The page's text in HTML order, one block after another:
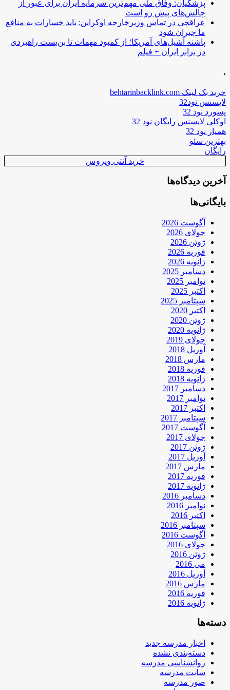
پزشکیان: وفاق ملی مهم‌ترین سرمایه ایران برای عبور از
چالش‌های پیش رو است
عراقچی در تماس وزیرخارجه اوکراین: باید خسارات به منافع
ما جبران شود
پاشنه آشیل‌های آمریکا؛ از کمبود مهمات تا بن‌بست راهبردی
در برابر ایران + فیلم
.
خرید بک لینک behtarinbacklink.com
لایسنس نود32
پسورد نود 32
اوکلی لایسنس رایگان نود 32
همیار نود 32
بهترین سئو
رایگان
خرید آنتی ویروس
آخرین دیدگاه‌ها
بایگانی‌ها
آگوست 2026
جولای 2026
ژوئن 2026
فوریه 2026
ژانویه 2026
دسامبر 2025
نوامبر 2025
اکتبر 2025
سپتامبر 2025
اکتبر 2020
ژوئن 2020
ژانویه 2020
جولای 2019
آوریل 2018
مارس 2018
فوریه 2018
ژانویه 2018
دسامبر 2017
نوامبر 2017
اکتبر 2017
سپتامبر 2017
آگوست 2017
جولای 2017
ژوئن 2017
آوریل 2017
مارس 2017
فوریه 2017
ژانویه 2017
دسامبر 2016
نوامبر 2016
اکتبر 2016
سپتامبر 2016
آگوست 2016
جولای 2016
ژوئن 2016
می 2016
آوریل 2016
مارس 2016
فوریه 2016
ژانویه 2016
دسته‌ها
اخبار مدرسه جدید
دسته‌بندی نشده
روانشناسی مدرسه
سایت مدرسه
صور مدرسه